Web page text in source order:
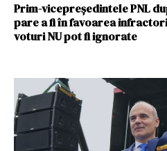
Prim-vicepreședintele PNL
pare a fi în favoarea
voturi NU pot fi ignorate